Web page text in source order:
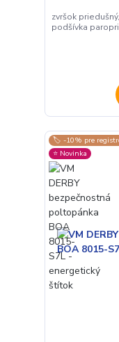
zvršok
podšívka
🏷️ -10% pre
⭐️ Novinka